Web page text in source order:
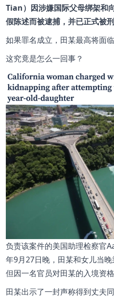
Tian）因涉嫌国际父母绑架和
假陈述而被逮捕，并已正式被刑
如果罪名成立，田某最高将面临
这究竟是怎么一回事？
负责该案件的美国助理检察官
年9月27日晚，田某和女儿当
但因一名官员对田某的入境资
田某出示了一封声称得到丈夫